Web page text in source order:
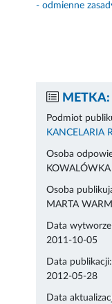
- odmienne
METKA:
Podmiot
KANCELARIA
Osoba
KOWALÓWKA
Osoba
MARTA
Data
2011-10-05
Data publikacji:
2012-05-28
Data